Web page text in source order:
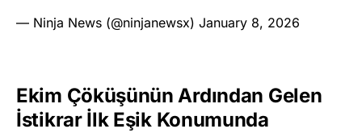
— Ninja News (@ninjanewsx) January 8, 2026
Ekim Çöküşünün Ardından Gelen
İstikrar İlk Eşik Konumunda